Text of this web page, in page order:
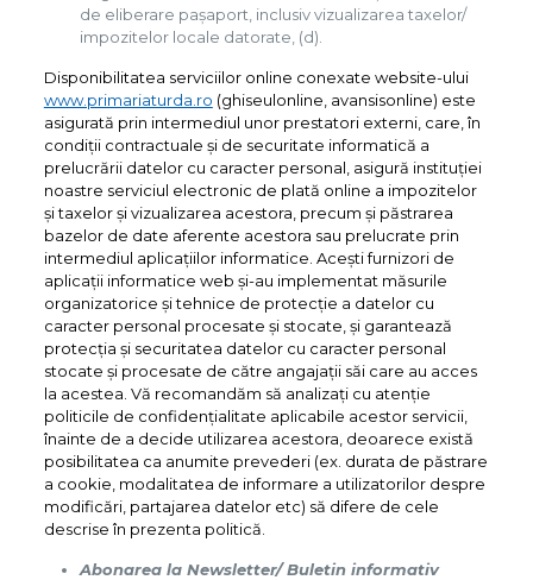
de eliberare pașaport, inclusiv vizualizarea taxelor/
impozitelor locale datorate, (d).
Disponibilitatea serviciilor online conexate website-ului
www.primariaturda.ro (ghiseulonline, avansisonline) este
asigurată prin intermediul unor prestatori externi, care, în
condiții contractuale și de securitate informatică a
prelucrării datelor cu caracter personal, asigură instituției
noastre serviciul electronic de plată online a impozitelor
și taxelor și vizualizarea acestora, precum și păstrarea
bazelor de date aferente acestora sau prelucrate prin
intermediul aplicațiilor informatice. Acești furnizori de
aplicații informatice web și-au implementat măsurile
organizatorice și tehnice de protecție a datelor cu
caracter personal procesate și stocate, și garantează
protecția și securitatea datelor cu caracter personal
stocate și procesate de către angajații săi care au acces
la acestea. Vă recomandăm să analizați cu atenție
politicile de confidențialitate aplicabile acestor servicii,
înainte de a decide utilizarea acestora, deoarece există
posibilitatea ca anumite prevederi (ex. durata de păstrare
a cookie, modalitatea de informare a utilizatorilor despre
modificări, partajarea datelor etc) să difere de cele
descrise în prezenta politică.
Abonarea la Newsletter/ Buletin informativ